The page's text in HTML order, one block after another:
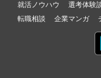
就活ノウハウ 選考体験
転職相談
企業マンガ